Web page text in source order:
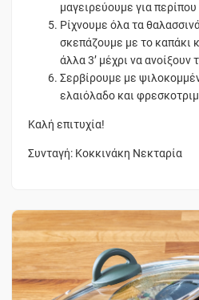
μαγειρεύουμε για περίπου
Ρίχνουμε όλα τα
σκεπάζουμε με το καπάκι
άλλα 3’ μέχρι να ανοίξουν
Σερβίρουμε με
ελαιόλαδο και
Καλή επιτυχία!
Συνταγή: Κοκκινάκη Νεκταρία